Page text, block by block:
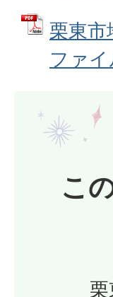
栗東市
ファ
こ